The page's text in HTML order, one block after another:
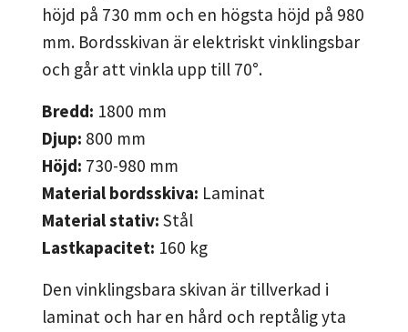
höjd på 730 mm och en högsta höjd på 980
mm. Bordsskivan är elektriskt vinklingsbar
och går att vinkla upp till 70°.
Bredd: 1800 mm
Djup: 800 mm
Höjd: 730-980 mm
Material bordsskiva: Laminat
Material stativ: Stål
Lastkapacitet: 160 kg
Den vinklingsbara skivan är tillverkad i
laminat och har en hård och reptålig yta